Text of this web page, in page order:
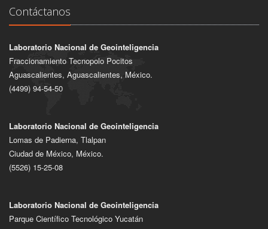
Contáctanos
Laboratorio Nacional de Geointeligencia
Fraccionamiento Tecnopolo Pocitos
Aguascalientes, Aguascalientes, México.
(4499) 94-54-50
Laboratorio Nacional de Geointeligencia
Lomas de Padierna, Tlalpan
Ciudad de México, México.
(5526) 15-25-08
Laboratorio Nacional de Geointeligencia
Parque Científico Tecnológico Yucatán